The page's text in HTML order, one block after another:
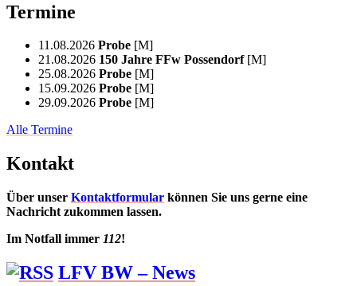
Termine
11.08.2026 Probe [M]
21.08.2026 150 Jahre FFw Possendorf [M]
25.08.2026 Probe [M]
15.09.2026 Probe [M]
29.09.2026 Probe [M]
Alle Termine
Kontakt
Über unser Kontaktformular können Sie uns gerne eine
Nachricht zukommen lassen.
Im Notfall immer 112!
LFV BW – News